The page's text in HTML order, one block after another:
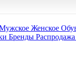
Женское
Бренды Распродажа